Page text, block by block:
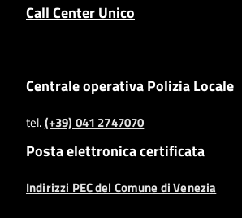
Call Center Unico
Centrale operativa Polizia Locale
tel.(+39) 041 2747070
Posta elettronica certificata
Indirizzi PEC del Comune di Venezia